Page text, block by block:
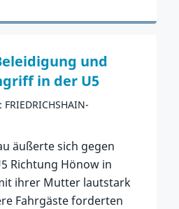
und
in der U5
FRIEDRICHSHAIN-
äußerte sich gegen
Richtung Hönow in
ihrer Mutter lautstark
Fahrgäste forderten